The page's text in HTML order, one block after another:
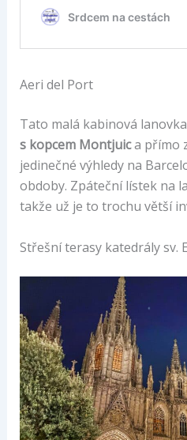
Aeri del Port
Tato malá kabinová lanovka
s kopcem Montjuica přímo
jedinečné výhledy na
obdoby. Zpáteční lístek na
takže už je to trochu větší
Střešní terasy katedrály sv.